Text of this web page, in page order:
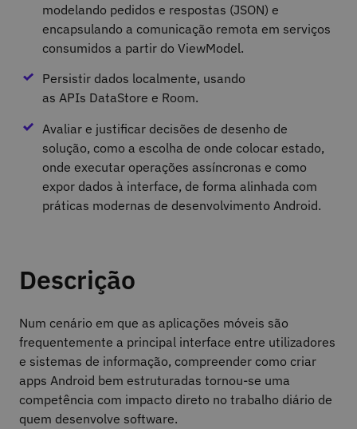
modelando pedidos e respostas (JSON) e
encapsulando a comunicação remota em serviços
consumidos a partir do ViewModel.
Persistir dados localmente, usando
as APIs DataStore e Room.
Avaliar e justificar decisões de desenho de
solução, como a escolha de onde colocar estado,
onde executar operações assíncronas e como
expor dados à interface, de forma alinhada com
práticas modernas de desenvolvimento Android.
Descrição
Num cenário em que as aplicações móveis são
frequentemente a principal interface entre utilizadores
e sistemas de informação, compreender como criar
apps Android bem estruturadas tornou-se uma
competência com impacto direto no trabalho diário de
quem desenvolve software.